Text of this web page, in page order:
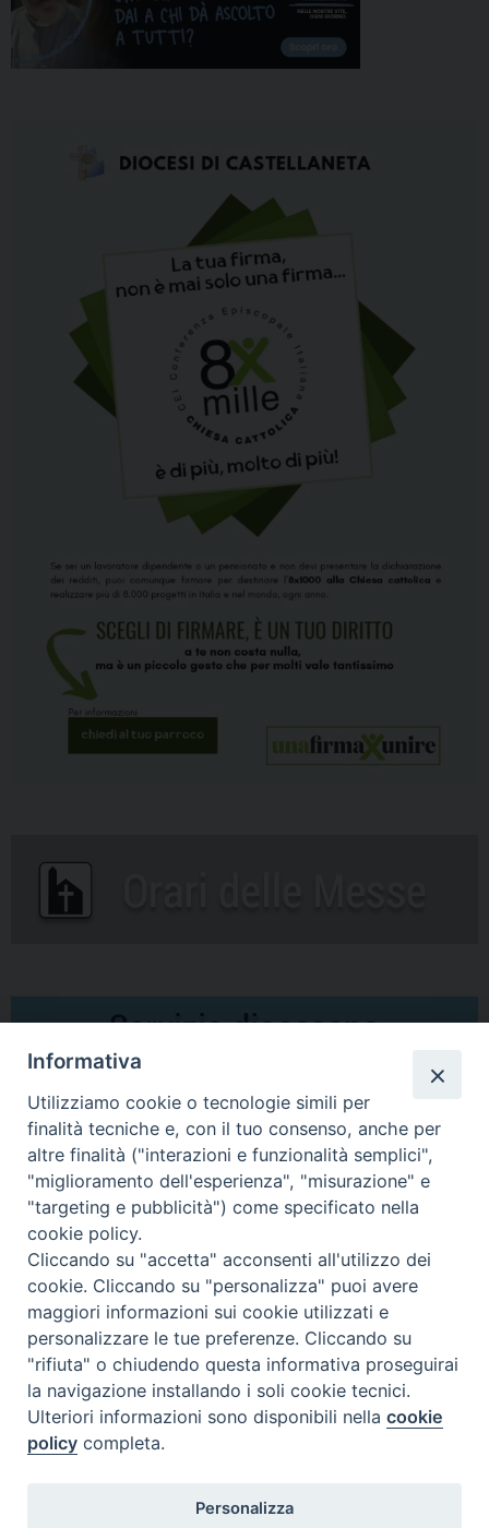
Comunicati Stampa
Il cordoglio dei Vescovi di Puglia per la morte di S.E.R. Mons. Agostino
Superbo
Nasce la Consulta Diocesana delle Aggregazioni Laicali di Castellaneta
Archivio comunicati stampa
2026 © Diocesi di Castellaneta
Informativa
Utilizziamo cookie o tecnologie simili per
finalità tecniche e, con il tuo consenso, anche per
altre finalità ("interazioni e funzionalità semplici",
"miglioramento dell'esperienza", "misurazione" e
"targeting e pubblicità") come specificato nella
cookie policy.
Cliccando su "accetta" acconsenti all'utilizzo dei
cookie. Cliccando su "personalizza" puoi avere
maggiori informazioni sui cookie utilizzati e
personalizzare le tue preferenze. Cliccando su
"rifiuta" o chiudendo questa informativa proseguirai
la navigazione installando i soli cookie tecnici.
Ulteriori informazioni sono disponibili nellacookie
policy completa.
Personalizza